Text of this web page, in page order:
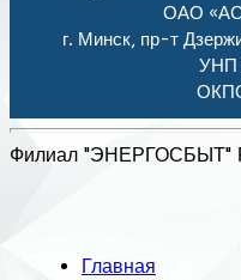
ОАО
г. Минск, пр-т
УНП
Филиал "ЭНЕРГОСБЫТ"
Главная